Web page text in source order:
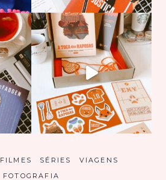
FILMES SÉRIES
VIAGENS
FOTOGRAFIA